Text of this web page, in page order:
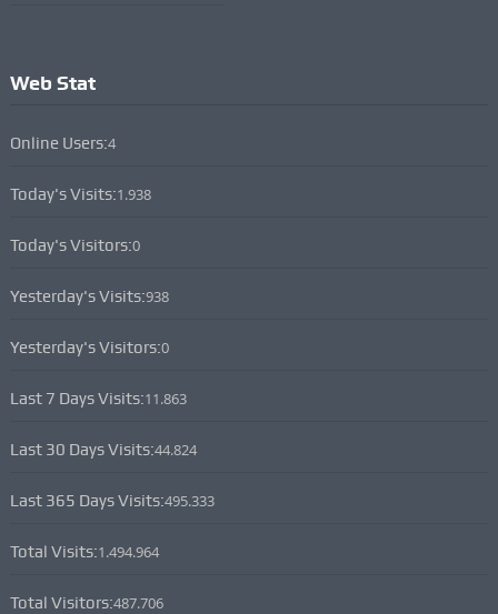
Web Stat
Online Users:4
Today's Visits:1.938
Today's Visitors:0
Yesterday's Visits:938
Yesterday's Visitors:0
Last 7 Days Visits:11.863
Last 30 Days Visits:44.824
Last 365 Days Visits:495.333
Total Visits:1.494.964
Total Visitors:487.706